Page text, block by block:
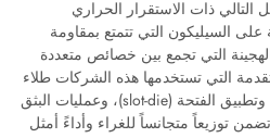
التالي ذات الاستقرار الحراري
على السيليكون التي تتمتع بمقاومة
التي تجمع بين خصائص متعددة
التي تستخدمها هذه الشركات طلاء
الحفر الدقيق (gravure coating)، وتطبيق الفتحة (slot-die)، وعمليات البثق
توزيعاً متجانساً للغراء وأداءً أمثل